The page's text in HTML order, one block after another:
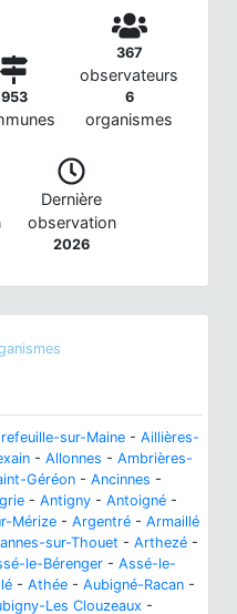
953
367
observateurs
6
organismes
Dernière
observation
2026
sur-Maine - Aillières-
- Allonnes - Ambrières-
Géréon - Ancinnes -
- Antigny - Antoigné -
Mérize - Argentré - Armaillé
sur-Thouet - Arthezé -
le-Bérenger - Assé-le-
- Athée - Aubigné-Racan -
Les Clouzeaux -